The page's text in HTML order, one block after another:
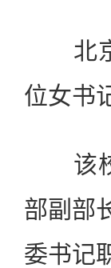
北京
位女书
该校
部副部
委书记